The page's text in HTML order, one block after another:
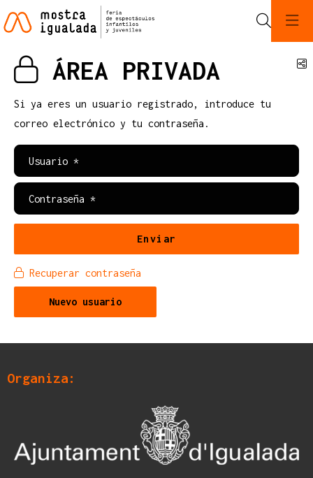
ÁREA PRIVADA
Si ya eres un usuario registrado, introduce tu
correo electrónico y tu contraseña.
Usuario*
Contraseña*
Enviar
Recuperar contraseña
Crear
Nuevo usuario
Organiza: